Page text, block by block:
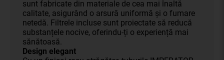
sunt fabricate din materiale de cea mai înaltă
calitate, asigurând o arsură uniformă și o fumare
netedă. Filtrele incluse sunt proiectate să reducă
substanțele nocive, oferindu-ți o experiență mai
sănătoasă.
Design elegant